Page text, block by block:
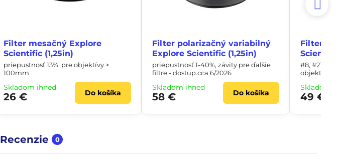
Recenzie 0
Filter mesačný Explore
Scientific (1,25in)
priepustnosť 13%, pre objektívy >
100mm
Skladom ihneď
26 € Do košíka
Filter polarizačný variabilný
Explore Scientific (1,25in)
priepustnosť 1-40%, závity pre ďalšie
filtre - dostup.cca 6/2026
Skladom ihneď
58 € Do košíka
Filter
Scientific
#8, #21,
objektívy
Skladom
49 €